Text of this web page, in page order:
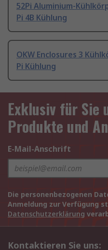
52Pi Aluminium-
Pi 4B Kühlung
OKW Enclosures 3
Pi Kühlung
Exklusiv für Sie
Produkte und
E-Mail-Anschrift
Die personenbezogenen
Anmeldung zur Verfügung
Datenschutzerklärung
Kontaktieren Sie uns: